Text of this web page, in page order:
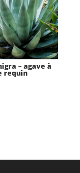
– agave à
requin